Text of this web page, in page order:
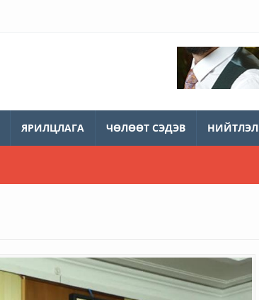
ЯРИЛЦЛАГА ЧӨЛӨӨТ СЭДЭВ НИЙТЛЭЛ